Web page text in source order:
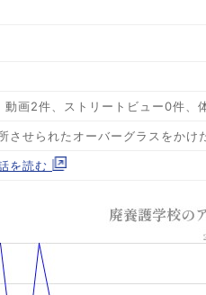
動画2件、ストリートビュー0件、
させられたオーバーグラスをかけ
を読む